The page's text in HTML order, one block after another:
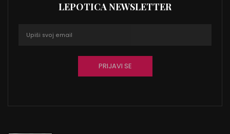
LEPOTICA NEWSLETTER